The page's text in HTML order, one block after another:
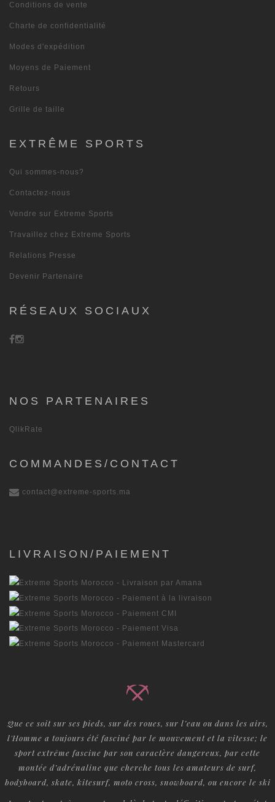
Conditions de vente
Charte de confidentialité
Modes d'expédition
Moyens de Paiement
Retours
Grille de taille
EXTRÊME SPORTS
Qui sommes-nous?
Contactez-nous
Vendre sur Extreme Sports
Travaillez chez Extreme Sports
Relations Presse
Devenir Partenaire
RÉSEAUX SOCIAUX
NOS PARTENAIRES
QlikRate
COMMANDES/CONTACT
contact@extreme-sports.ma
LIVRAISON/PAIEMENT
Que ce soit sur ses pieds, sur des roues, sur l’eau ou dans les airs,
l'Homme a toujours été fasciné par le mouvement et la vitesse; le
sport extrême fascine par son caractère dangereux, par cette
montée d’adrénaline que cherche tous les amateurs de surf,
bodyboard, skate, kitesurf, moto cross, snowboard, ou encore le ski